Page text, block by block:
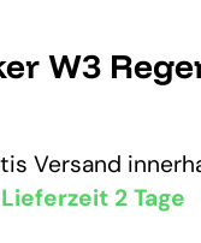
W3
Versand
2 Tage